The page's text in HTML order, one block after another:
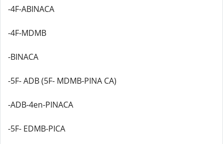
-4F-ABINACA
-4F-MDMB
-BINACA
-5F- ADB (5F- MDMB-PINA CA)
-ADB-4en-PINACA
-5F- EDMB-PICA